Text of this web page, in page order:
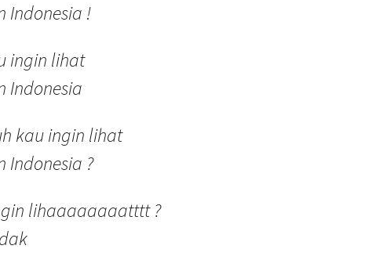
Indonesia !
ingin lihat
Indonesia
kau ingin lihat
Indonesia ?
lihaaaaaaaatttt ?